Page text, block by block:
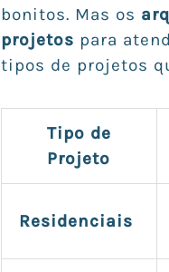
bonitos. Mas os
projetos para
tipos de projetos
Tipo de
Projeto
Residenciais